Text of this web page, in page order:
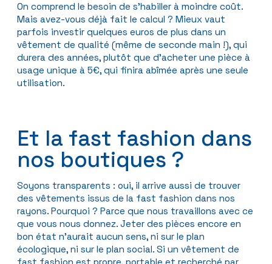
On comprend le besoin de s’habiller à moindre coût.
Mais avez-vous déjà fait le calcul ? Mieux vaut
parfois investir quelques euros de plus dans un
vêtement de qualité (même de seconde main !), qui
durera des années, plutôt que d’acheter une pièce à
usage unique à 5€, qui finira abîmée après une seule
utilisation.
Et la fast fashion dans
nos boutiques ?
Soyons transparents : oui, il arrive aussi de trouver
des vêtements issus de la fast fashion dans nos
rayons. Pourquoi ? Parce que nous travaillons avec ce
que vous nous donnez. Jeter des pièces encore en
bon état n’aurait aucun sens, ni sur le plan
écologique, ni sur le plan social. Si un vêtement de